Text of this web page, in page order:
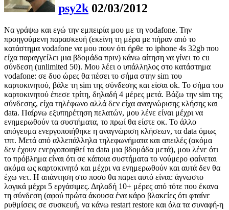
psy2k 02/03/2012
Να γράψω και εγώ την εμπειρία μου με τη vodafone. Την
προηγούμενη παρασκευή (εκείνη τη μέρα με πήραν από το
κατάστημα vodafone να μου πουν ότι ήρθε το iphone 4s 32gb που
είχα παραγγείλει μια βδομάδα πριν) κάνω αίτηση να γίνει το cu
σύνδεση (unlimited 50). Μου λέει ο υπάλληλος στο κατάστημα
vodafone: σε δυο ώρες θα πέσει το σήμα στην sim του
καρτοκινητού, βάλε τη sim της σύνδεσης και είσαι ok. Το σήμα του
καρτοκινητού έπεσε τρίτη, δηλαδή 4 μέρες μετά. Βάζω την sim της
σύνδεσης, είχα τηλέφωνο αλλά δεν είχα αναγνώρισης κλήσης και
data. Παίρνω εξυπηρέτηση πελατών, μου λένε είναι μέχρι να
ενημερωθούν τα συστήματα, το πρωί θα είστε οκ. Το άλλο
απόγευμα ενεργοποιήθηκε η αναγνώριση κλήσεων, τα data όμως
τπτ. Μετά από αλλεπάλληλα τηλεφωνήματα και απειλές (ακόμα
δεν έχουν ενεργοποιηθεί τα data μια βδομάδα μετά), μου λένε ότι
το πρόβλημα είναι ότι σε κάποια συστήματα το νούμερο φαίνεται
ακόμα ως καρτοκινητό και μέχρι να ενημερωθούν και αυτά δεν θα
έχω νετ. Η απάντηση στο ποσο θα παρει αυτό είναι: άγνωστο
λογικά μέχρι 5 εργάσιμες. Δηλαδή 10+ μέρες από τότε που έκανα
τη σύνδεση (αφού πρώτα άκουσα ένα κάρο βλακείες ότι φταίνε
ρυθμίσεις σε συσκευή, να κάνω restart restore και όλα τα συναφή-η